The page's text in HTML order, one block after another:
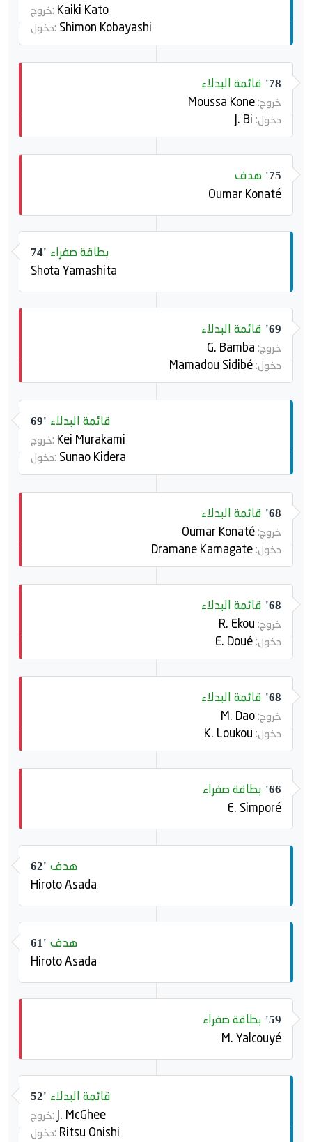
خروج: Kaiki Kato
دخول: Shimon Kobayashi
78' قائمة البدلاء
خروج:
دخول:
75' هدف
Oumar Konaté
74' بطاقة صفراء
Shota Yamashita
69' قائمة البدلاء
خروج:
دخول:
69' قائمة البدلاء
خروج: Kei Murakami
دخول: Sunao Kidera
68' قائمة البدلاء
خروج:
دخول:
68' قائمة البدلاء
خروج:
دخول:
68' قائمة البدلاء
خروج:
دخول:
66' بطاقة صفراء
E. Simporé
62' هدف
Hiroto Asada
61' هدف
Hiroto Asada
59' بطاقة صفراء
M. Yalcouyé
52' قائمة البدلاء
خروج: J. McGhee
دخول: Ritsu Onishi